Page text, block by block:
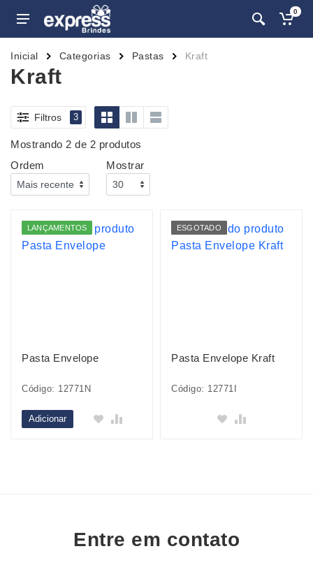
0
Inicial Categorias Pastas Kraft
Kraft
Filtros 3
Mostrando 2 de 2 produtos
Ordem
Mostrar
LANÇAMENTOS
Pasta Envelope
Código: 12771N
Adicionar
ESGOTADO
Pasta Envelope Kraft
Código: 12771I
Entre em contato